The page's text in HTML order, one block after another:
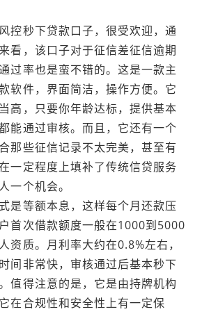
控秒下贷款口子，很受欢迎，通
看，该口子对于征信差征信逾期
过率也是蛮不错的。这是一款主
软件，界面简洁，操作方便。它
高，只要你年龄达标，提供基本
能通过审核。而且，它还有一个
那些征信记录不太完美，甚至有
一定程度上填补了传统信贷服务
一个机会。
是等额本息，这样每个月还款压
首次借款额度一般在1000到5000
资质。月利率大约在0.8%左右，
间非常快，审核通过后基本秒下
值得注意的是，它是由持牌机构
在合规性和安全性上有一定保